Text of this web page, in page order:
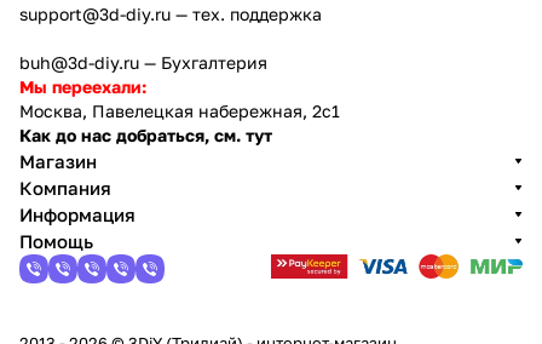
support@3d-diy.ru — тех. поддержка
buh@3d-diy.ru — Бухгалтерия
Мы переехали:
Москва, Павелецкая набережная, 2с1
Как до нас добраться, см. тут
Магазин
Компания
Информация
Помощь